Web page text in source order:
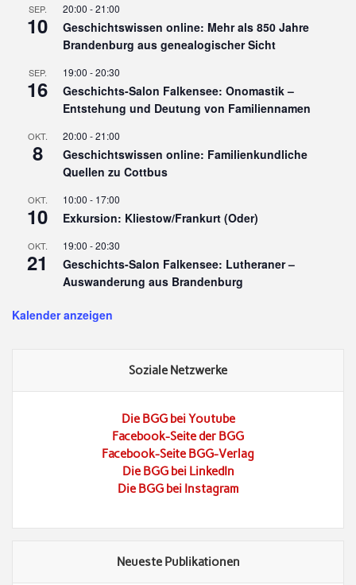
SEP.
10
20:00 -21:00
Geschichtswissen online: Mehr als 850 Jahre
Brandenburg aus genealogischer Sicht
SEP.
16
19:00 -20:30
Geschichts-Salon Falkensee: Onomastik –
Entstehung und Deutung von Familiennamen
OKT.
8
20:00 -21:00
Geschichtswissen online: Familienkundliche
Quellen zu Cottbus
OKT.
10
10:00 - 17:00
Exkursion: Kliestow/Frankurt (Oder)
OKT.
21
19:00 -20:30
Geschichts-Salon Falkensee: Lutheraner –
Auswanderung aus Brandenburg
Kalender anzeigen
Soziale Netzwerke
Die BGG bei Youtube
Facebook-Seite der BGG
Facebook-Seite BGG-Verlag
Die BGG bei LinkedIn
Die BGG bei Instagram
Neueste Publikationen